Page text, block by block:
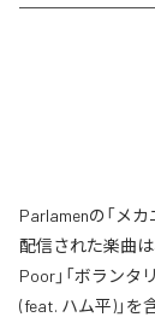
Parlamenの「メ
配信された楽曲は
Poor」「ボランタ
(feat. ハム平)」を